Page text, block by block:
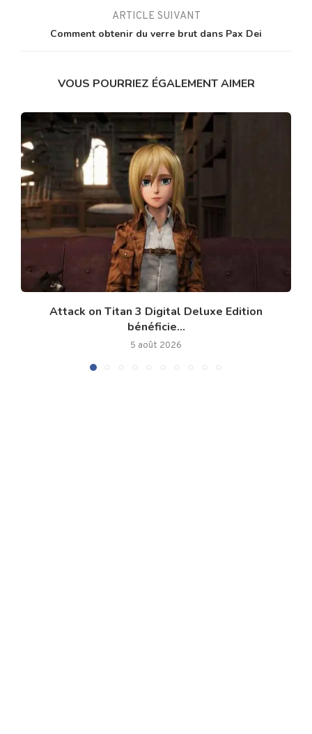
ARTICLE SUIVANT
Comment obtenir du verre brut dans Pax Dei
VOUS POURRIEZ ÉGALEMENT AIMER
Attack on Titan 3 Digital Deluxe Edition
bénéficie...
5 août 2026